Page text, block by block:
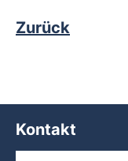
Zurück
Kontakt